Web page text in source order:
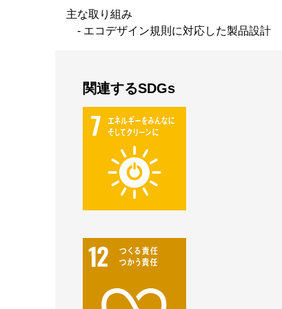
主な取り組み
- エコデザイン規則に対応した製品設計
関連するSDGs